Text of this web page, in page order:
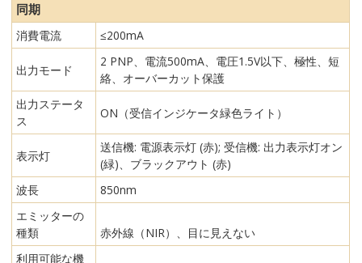
同期
消費電流 ≤200mA
出力モード
2 PNP、電流500mA、電圧1.5V以下、極性、短
絡、オーバーカット保護
出力ステータ
ス
ON（受信インジケータ緑色ライト）
表示灯
送信機: 電源表示灯 (赤); 受信機: 出力表示灯オン
(緑)、ブラックアウト (赤)
波長
850nm
エミッターの
種類
赤外線（NIR）、目に見えない
利用可能な機